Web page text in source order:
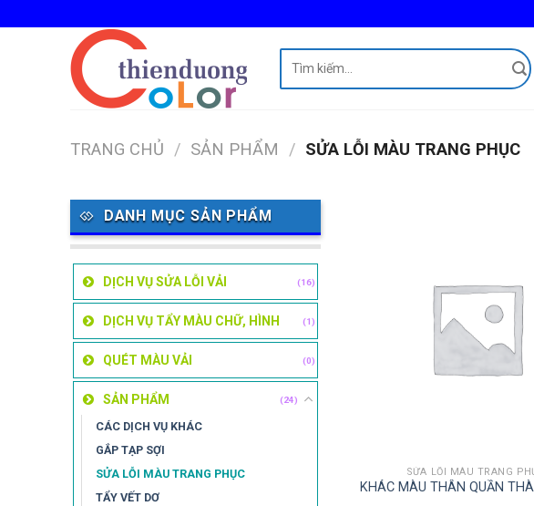
to
kiếm:
TRANG CHỦ / SẢN PHẨM / SỬA LỖI MÀU TRANG PHỤC
DANH MỤC SẢN PHẨM
DỊCH VỤ SỬA LỖI VẢI (16)
DỊCH VỤ TẨY MÀU CHỮ, HÌNH (1)
QUÉT MÀU VẢI (0)
SẢN PHẨM (24)
CÁC DỊCH VỤ KHÁC
GẮP TẠP SỢI
SỬA LỖI MÀU TRANG PHỤC
TẨY VẾT DƠ
SỬA LỖI MÀU TRANG
KHÁC MÀU THÂN QUẦN